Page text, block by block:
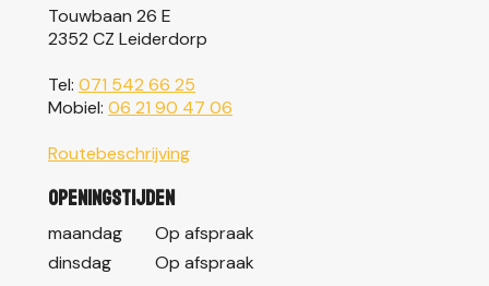
Touwbaan 26 E
2352 CZ Leiderdorp
Tel: 071 542 66 25
Mobiel: 06 21 90 47 06
Routebeschrijving
Openingstijden
maandag
Op afspraak
dinsdag
Op afspraak